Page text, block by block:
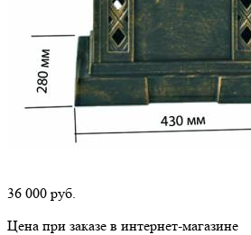
36 000 руб.
Цена при заказе в интернет-магазине